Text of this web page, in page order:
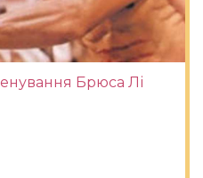
Брюса Лі